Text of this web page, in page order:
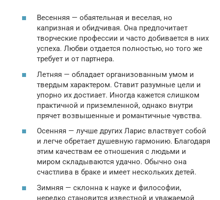
Весенняя — обаятельная и веселая, но
капризная и обидчивая. Она предпочитает
творческие профессии и часто добивается в них
успеха. Любви отдается полностью, но того же
требует и от партнера.
Летняя — обладает организованным умом и
твердым характером. Ставит разумные цели и
упорно их достиает. Иногда кажется слишком
практичной и приземленной, однако внутри
прячет возвышенные и романтичные чувства.
Осенняя — лучше других Ларис властвует собой
и легче обретает душевную гармонию. Благодаря
этим качествам ее отношения с людьми и
миром складываются удачно. Обычно она
счастлива в браке и имеет нескольких детей.
Зимняя — склонна к науке и философии,
нередко становится известной и уважаемой